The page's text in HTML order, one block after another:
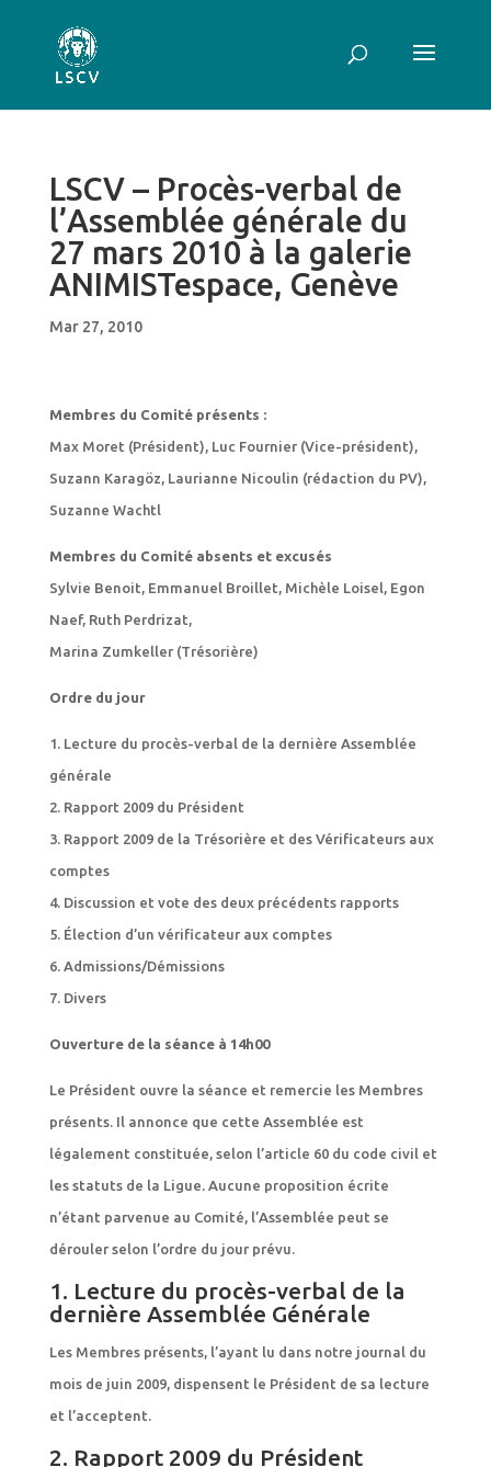
LSCV – Procès-verbal de
l’Assemblée générale du
27 mars 2010 à la galerie
ANIMISTespace, Genève
Mar 27, 2010
Membres du Comité présents :
Max Moret (Président), Luc Fournier (Vice-président),
Suzann Karagöz, Laurianne Nicoulin (rédaction du PV),
Suzanne Wachtl
Membres du Comité absents et excusés
Sylvie Benoit, Emmanuel Broillet, Michèle Loisel, Egon
Naef, Ruth Perdrizat,
Marina Zumkeller (Trésorière)
Ordre du jour
1. Lecture du procès-verbal de la dernière Assemblée
générale
2. Rapport 2009 du Président
3. Rapport 2009 de la Trésorière et des Vérificateurs aux
comptes
4. Discussion et vote des deux précédents rapports
5. Élection d’un vérificateur aux comptes
6. Admissions/Démissions
7. Divers
Ouverture de la séance à 14h00
Le Président ouvre la séance et remercie les Membres
présents. Il annonce que cette Assemblée est
légalement constituée, selon l’article 60 du code civil et
les statuts de la Ligue. Aucune proposition écrite
n’étant parvenue au Comité, l’Assemblée peut se
dérouler selon l’ordre du jour prévu.
1. Lecture du procès-verbal de la
dernière Assemblée Générale
Les Membres présents, l’ayant lu dans notre journal du
mois de juin 2009, dispensent le Président de sa lecture
et l’acceptent.
2. Rapport 2009 du Président